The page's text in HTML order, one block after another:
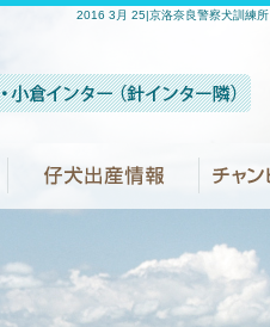
2016 3月 25|京洛奈良警察犬訓練所